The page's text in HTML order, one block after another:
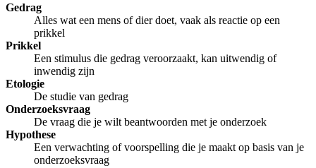
Gedrag
Alles wat een mens of dier doet, vaak als reactie op een
prikkel
Prikkel
Een stimulus die gedrag veroorzaakt, kan uitwendig of
inwendig zijn
Etologie
De studie van gedrag
Onderzoeksvraag
De vraag die je wilt beantwoorden met je onderzoek
Hypothese
Een verwachting of voorspelling die je maakt op basis van je
onderzoeksvraag